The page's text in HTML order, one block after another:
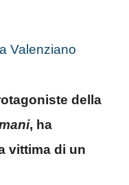
Valenziano
della
, ha
vittima di un